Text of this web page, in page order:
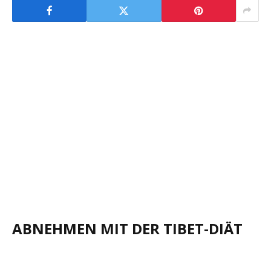
ABNEHMEN MIT DER TIBET-DIÄT